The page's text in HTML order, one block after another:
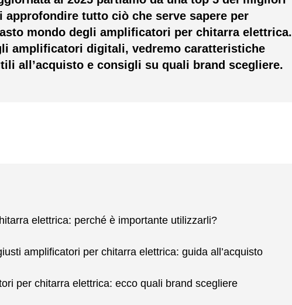
approfondire tutto ciò che serve sapere per
mondo degli amplificatori per chitarra elettrica.
amplificatori digitali, vedremo caratteristiche
all’acquisto e consigli su quali brand scegliere.
elettrica: perché è importante utilizzarli?
amplificatori per chitarra elettrica: guida all’acquisto
per chitarra elettrica: ecco quali brand scegliere